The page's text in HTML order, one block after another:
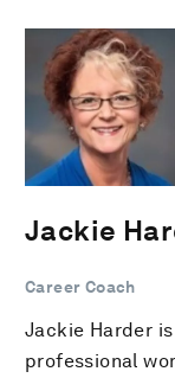
Jackie
Career Coach
Jackie Harder
professional